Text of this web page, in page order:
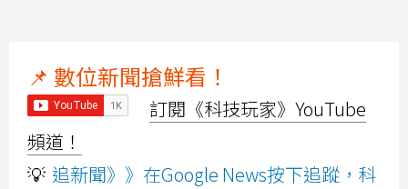
📌 數位新聞搶鮮看！
訂閱《科技玩家》YouTube
頻道！
💡 追新聞》》在Google News按下追蹤，科